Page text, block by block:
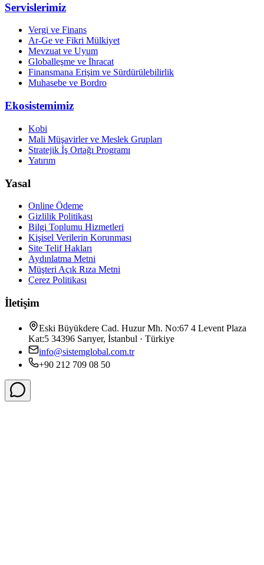
Servislerimiz
Vergi ve Finans
Ar-Ge ve Fikri Mülkiyet
Mevzuat ve Uyum
Globalleşme ve İhracat
Finansmana Erişim ve Sürdürülebilirlik
Muhasebe ve Bordro
Ekosistemimiz
Kobi
Mali Müşavirler ve Meslek Grupları
Stratejik İş Ortağı Programı
Yatırım
Yasal
Online Ödeme
Gizlilik Politikası
Bilgi Toplumu Hizmetleri
Kişisel Verilerin Korunması
Site Telif Hakları
Aydınlatma Metni
Müşteri Açık Rıza Metni
Çerez Politikası
İletişim
Eski Büyükdere Cad. Huzur Mh. No:67 4 Levent Plaza
Kat:5 34396 Sarıyer, İstanbul · Türkiye
info@sistemglobal.com.tr
+90 212 709 08 50